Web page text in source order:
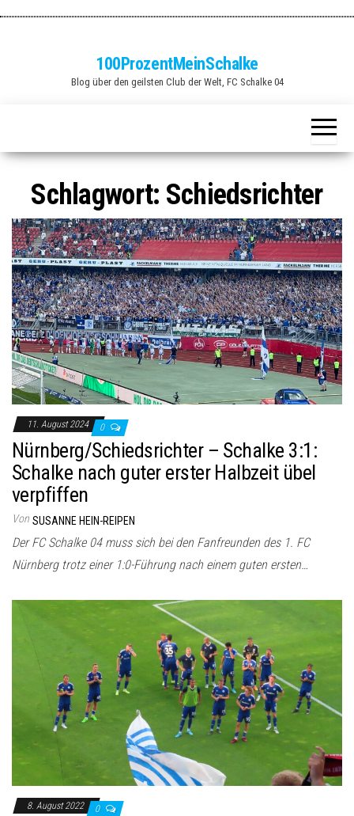
100ProzentMeinSchalke
Blog über den geilsten Club der Welt, FC Schalke 04
Schlagwort: Schiedsrichter
11. August 2024 0
Nürnberg/Schiedsrichter – Schalke 3:1:
Schalke nach guter erster Halbzeit übel
verpfiffen
Von SUSANNE HEIN-REIPEN
Der FC Schalke 04 muss sich bei den Fanfreunden des 1. FC
Nürnberg trotz einer 1:0-Führung nach einem guten ersten…
8. August 2022 0